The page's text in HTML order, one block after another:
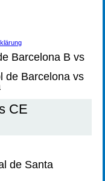
Barcelona B vs
de Barcelona vs
CE
de Santa